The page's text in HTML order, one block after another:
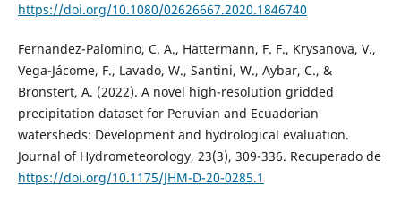
https://doi.org/10.1080/02626667.2020.1846740
Fernandez-Palomino, C. A., Hattermann, F. F., Krysanova, V.,
Vega-Jácome, F., Lavado, W., Santini, W., Aybar, C., &
Bronstert, A. (2022). A novel high-resolution gridded
precipitation dataset for Peruvian and Ecuadorian
watersheds: Development and hydrological evaluation.
Journal of Hydrometeorology, 23(3), 309-336. Recuperado de
https://doi.org/10.1175/JHM-D-20-0285.1